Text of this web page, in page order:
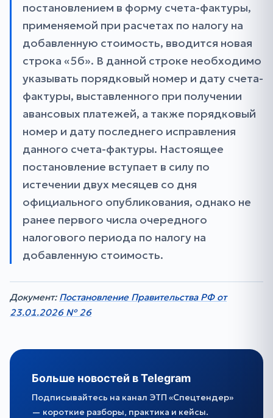
постановлением в форму счета-фактуры,
применяемой при расчетах по налогу на
добавленную стоимость, вводится новая
строка «5б». В данной строке необходимо
указывать порядковый номер и дату счета-
фактуры, выставленного при получении
авансовых платежей, а также порядковый
номер и дату последнего исправления
данного счета-фактуры. Настоящее
постановление вступает в силу по
истечении двух месяцев со дня
официального опубликования, однако не
ранее первого числа очередного
налогового периода по налогу на
добавленную стоимость.
Документ: Постановление Правительства РФ от
23.01.2026 № 26
Больше новостей в Telegram
Подписывайтесь на канал ЭТП «Спецтендер»
— короткие разборы, практика и кейсы.